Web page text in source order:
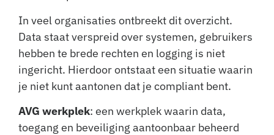
In veel organisaties ontbreekt dit overzicht.
Data staat verspreid over systemen, gebruikers
hebben te brede rechten en logging is niet
ingericht. Hierdoor ontstaat een situatie waarin
je niet kunt aantonen dat je compliant bent.
AVG werkplek: een werkplek waarin data,
toegang en beveiliging aantoonbaar beheerd